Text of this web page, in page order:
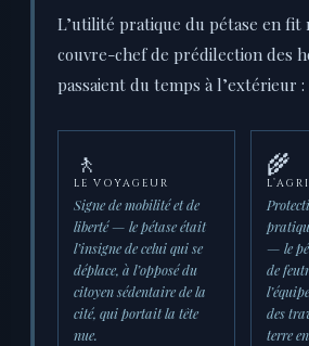
L’utilité pratique du pétase en fit
couvre-chef de prédilection des
passaient du temps à l’extérieur :
🚶
LE VOYAGEUR
Signe de mobilité et de
liberté — le pétase était
l’insigne de celui qui se
déplace, à l’opposé du
citoyen sédentaire de la
cité, qui portait la tête
nue.
🌾
— le
de
des
terre